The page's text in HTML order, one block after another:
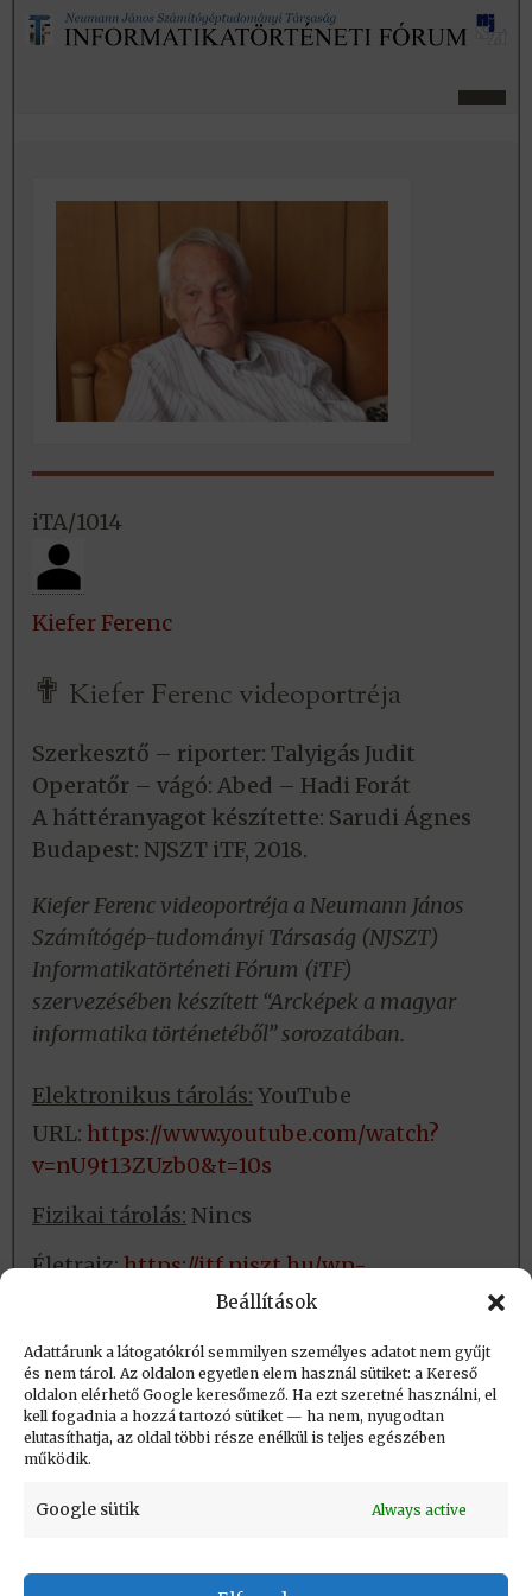
Beállítások
Adattárunk a látogatókról semmilyen személyes adatot nem gyűjt
és nem tárol. Az oldalon egyetlen elem használ sütiket: a Kereső
oldalon elérhető Google keresőmező. Ha ezt szeretné használni, el
kell fogadnia a hozzá tartozó sütiket — ha nem, nyugodtan
elutasíthatja, az oldal többi része enélkül is teljes egészében
működik.
Google sütik Always active
iTA/1014
Kiefer Ferenc
✟ Kiefer Ferenc videoportréja
Szerkesztő – riporter: Talyigás Judit
Operatőr – vágó: Abed – Hadi Forát
A háttéranyagot készítette: Sarudi Ágnes
Budapest: NJSZT iTF, 2018.
Kiefer Ferenc videoportréja a Neumann János
Számítógép-tudományi Társaság (NJSZT)
Informatikatörténeti Fórum (iTF)
szervezésében készített “Arcképek a magyar
informatika történetéből” sorozatában.
Elektronikus tárolás: YouTube
URL: https://www.youtube.com/watch?
v=nU9t13ZUzb0&t=10s
Fizikai tárolás: Nincs
Életrajz:https://itf.njszt.hu/wp-
content/uploads/Kiefer-Ferenc-eletrajz-
Létrehozva: 2018.11.28. 10:12
Utolsó módosítás: 2023.09.01. 20:43